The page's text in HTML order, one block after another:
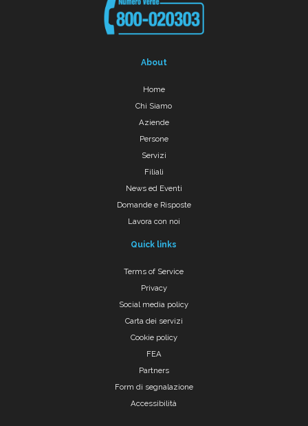
About
Home
Chi Siamo
Aziende
Persone
Servizi
Filiali
News ed Eventi
Domande e Risposte
Lavora con noi
Quick links
Terms of Service
Privacy
Social media policy
Carta dei servizi
Cookie policy
FEA
Partners
Form di segnalazione
Accessibilità